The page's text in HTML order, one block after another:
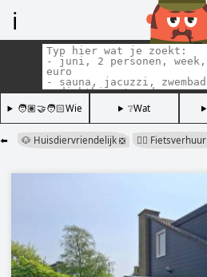
ℹ️
🧑🏽‍🤝‍🧑🏻Wie ❔Wat
⬅️ 🐶 Huisdiervriendelijk ❎ 🚴‍♂️ Fietsverhuur